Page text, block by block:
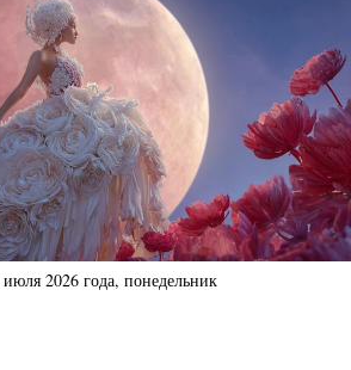
2026 года, понедельник